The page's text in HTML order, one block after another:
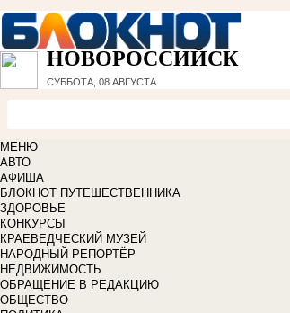
НОВОРОССИЙСК
СУББОТА, 08 АВГУСТА
МЕНЮ
АВТО
АФИША
БЛОКНОТ ПУТЕШЕСТВЕННИКА
ЗДОРОВЬЕ
КОНКУРСЫ
КРАЕВЕДЧЕСКИЙ МУЗЕЙ
НАРОДНЫЙ РЕПОРТЁР
НЕДВИЖИМОСТЬ
ОБРАЩЕНИЕ В РЕДАКЦИЮ
ОБЩЕСТВО